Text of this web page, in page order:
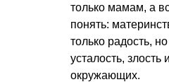
только мамам, а
понять:
только радость,
усталость,
окружающих.